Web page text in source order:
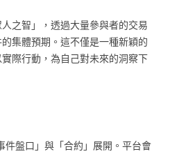
之智」，透過大量參與者的交易
集體預期。這不僅是一種新穎的
際行動，為自己對未來的洞察下
盤口」與「合約」展開。平台會